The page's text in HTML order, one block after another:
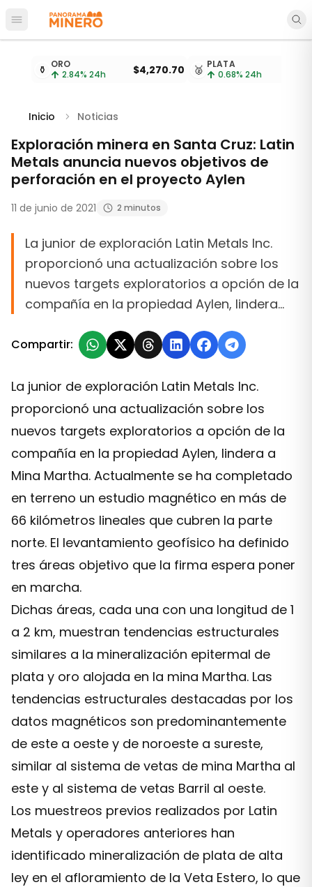
Abrir menú principal
Cotizaciones de metales actualizadas cada 15
⚱️ ORO
2.84% 24h $4,270.70 🥈 PLATA
0.68% 24h
Inicio Noticias
Exploración minera en Santa Cruz: Latin
Metals anuncia nuevos objetivos de
perforación en el proyecto Aylen
11 de junio de 2021 2 minutos
La junior de exploración Latin Metals Inc.
proporcionó una actualización sobre los
nuevos targets exploratorios a opción de la
compañía en la propiedad Aylen, lindera…
Compartir:
La junior de exploración Latin Metals Inc.
proporcionó una actualización sobre los
nuevos targets exploratorios a opción de la
compañía en la propiedad Aylen, lindera a
Mina Martha. Actualmente se ha completado
en terreno un estudio magnético en más de
66 kilómetros lineales que cubren la parte
norte. El levantamiento geofísico ha definido
tres áreas objetivo que la firma espera poner
en marcha.
Dichas áreas, cada una con una longitud de 1
a 2 km, muestran tendencias estructurales
similares a la mineralización epitermal de
plata y oro alojada en la mina Martha. Las
tendencias estructurales destacadas por los
datos magnéticos son predominantemente
de este a oeste y de noroeste a sureste,
similar al sistema de vetas de mina Martha al
este y al sistema de vetas Barril al oeste.
Los muestreos previos realizados por Latin
Metals y operadores anteriores han
identificado mineralización de plata de alta
ley en el afloramiento de la Veta Estero, lo que